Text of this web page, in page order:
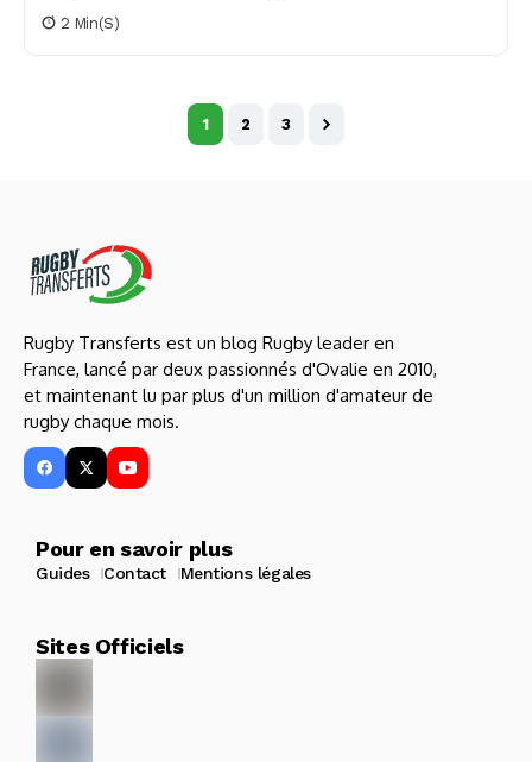
2 Min(s)
1 2 3
Rugby Transferts est un blog Rugby leader en
France, lancé par deux passionnés d'Ovalie en 2010,
et maintenant lu par plus d'un million d'amateur de
rugby chaque mois.
Pour en savoir plus
Guides Contact Mentions légales
Sites Officiels